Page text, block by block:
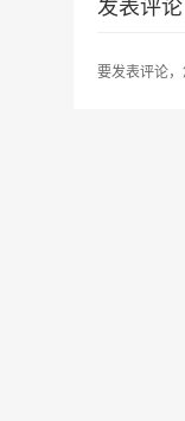
要发表评论